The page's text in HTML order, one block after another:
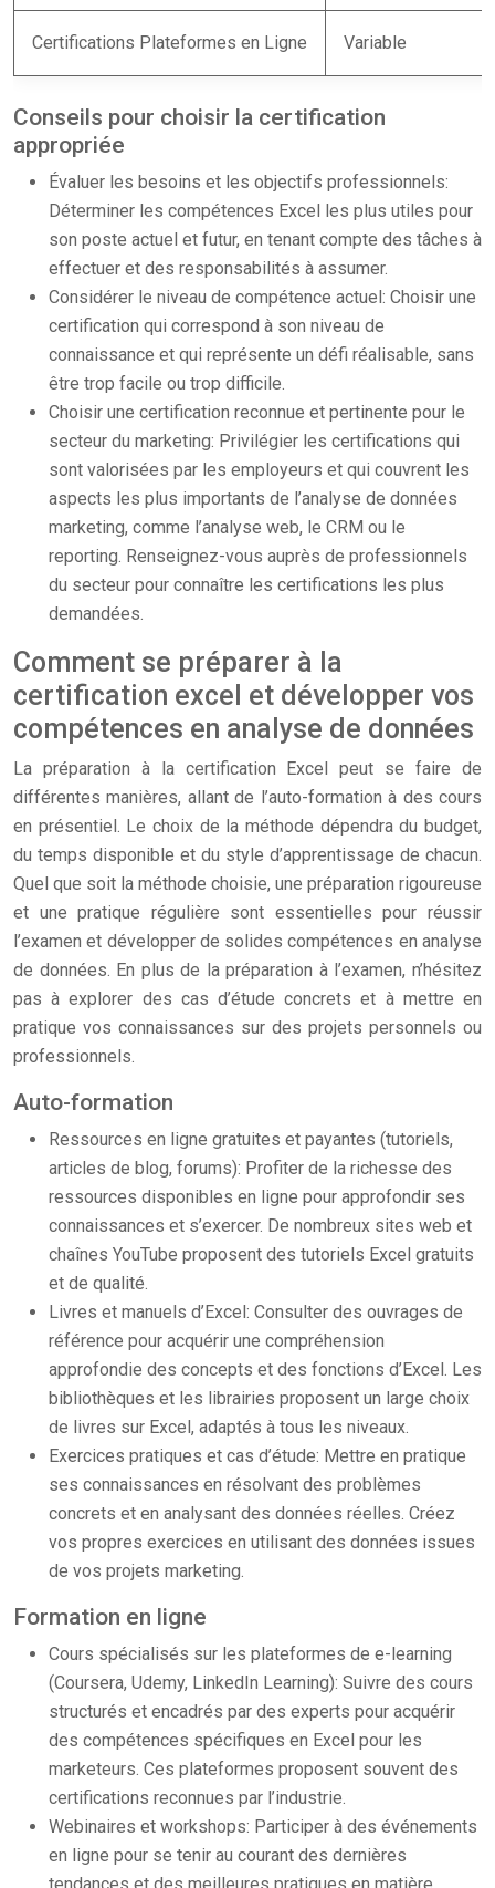
Certifications Plateformes en Ligne Variable
Conseils pour choisir la certification
appropriée
Évaluer les besoins et les objectifs professionnels:
Déterminer les compétences Excel les plus utiles pour
son poste actuel et futur, en tenant compte des tâches à
effectuer et des responsabilités à assumer.
Considérer le niveau de compétence actuel: Choisir une
certification qui correspond à son niveau de
connaissance et qui représente un défi réalisable, sans
être trop facile ou trop difficile.
Choisir une certification reconnue et pertinente pour le
secteur du marketing: Privilégier les certifications qui
sont valorisées par les employeurs et qui couvrent les
aspects les plus importants de l’analyse de données
marketing, comme l’analyse web, le CRM ou le
reporting. Renseignez-vous auprès de professionnels
du secteur pour connaître les certifications les plus
demandées.
Comment se préparer à la
certification excel et développer vos
compétences en analyse de données
La préparation à la certification Excel peut se faire de
différentes manières, allant de l’auto-formation à des cours
en présentiel. Le choix de la méthode dépendra du budget,
du temps disponible et du style d’apprentissage de chacun.
Quel que soit la méthode choisie, une préparation rigoureuse
et une pratique régulière sont essentielles pour réussir
l’examen et développer de solides compétences en analyse
de données. En plus de la préparation à l’examen, n’hésitez
pas à explorer des cas d’étude concrets et à mettre en
pratique vos connaissances sur des projets personnels ou
professionnels.
Auto-formation
Ressources en ligne gratuites et payantes (tutoriels,
articles de blog, forums): Profiter de la richesse des
ressources disponibles en ligne pour approfondir ses
connaissances et s’exercer. De nombreux sites web et
chaînes YouTube proposent des tutoriels Excel gratuits
et de qualité.
Livres et manuels d’Excel: Consulter des ouvrages de
référence pour acquérir une compréhension
approfondie des concepts et des fonctions d’Excel. Les
bibliothèques et les librairies proposent un large choix
de livres sur Excel, adaptés à tous les niveaux.
Exercices pratiques et cas d’étude: Mettre en pratique
ses connaissances en résolvant des problèmes
concrets et en analysant des données réelles. Créez
vos propres exercices en utilisant des données issues
de vos projets marketing.
Formation en ligne
Cours spécialisés sur les plateformes de e-learning
(Coursera, Udemy, LinkedIn Learning): Suivre des cours
structurés et encadrés par des experts pour acquérir
des compétences spécifiques en Excel pour les
marketeurs. Ces plateformes proposent souvent des
certifications reconnues par l’industrie.
Webinaires et workshops: Participer à des événements
en ligne pour se tenir au courant des dernières